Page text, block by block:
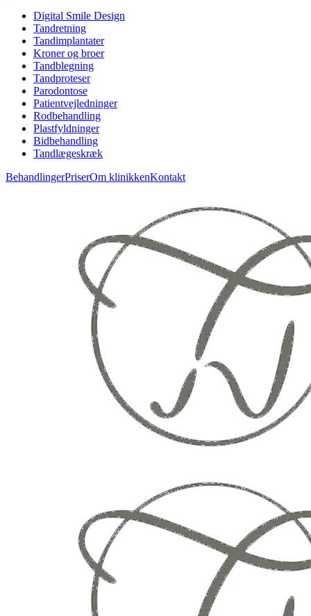
Digital Smile Design
Tandretning
Tandimplantater
Kroner og broer
Tandblegning
Tandproteser
Parodontose
Patientvejledninger
Rodbehandling
Plastfyldninger
Bidbehandling
Tandlægeskræk
BehandlingerPriserOm klinikkenKontakt